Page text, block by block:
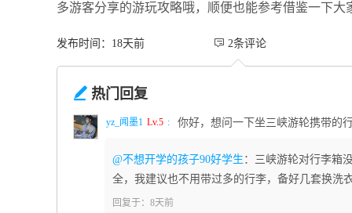
多游客分享的游玩攻略哦，顺便也能参考借鉴一下大
发布时间：18天前  2条评论
 热门回复
yz_闻墨1 Lv.5 : 你好，想问一下坐三峡游轮携带的
@不想开学的孩子90好学生 ：三峡游轮对行李箱
全，我建议也不用带过多的行李，备好几套换洗
回复于：8天前